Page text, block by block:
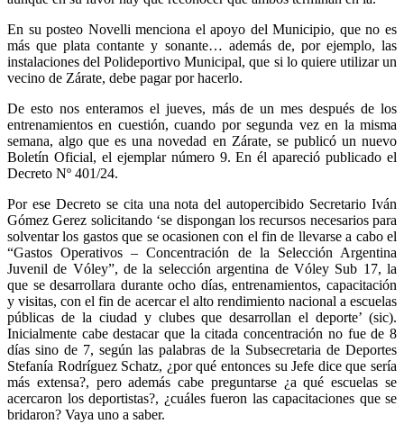
En su posteo Novelli menciona el apoyo del Municipio, que no es
más que plata contante y sonante… además de, por ejemplo, las
instalaciones del Polideportivo Municipal, que si lo quiere utilizar un
vecino de Zárate, debe pagar por hacerlo.
De esto nos enteramos el jueves, más de un mes después de los
entrenamientos en cuestión, cuando por segunda vez en la misma
semana, algo que es una novedad en Zárate, se publicó un nuevo
Boletín Oficial, el ejemplar número 9. En él apareció publicado el
Decreto Nº 401/24.
Por ese Decreto se cita una nota del autopercibido Secretario Iván
Gómez Gerez solicitando ‘se dispongan los recursos necesarios para
solventar los gastos que se ocasionen con el fin de llevarse a cabo el
“Gastos Operativos – Concentración de la Selección Argentina
Juvenil de Vóley”, de la selección argentina de Vóley Sub 17, la
que se desarrollara durante ocho días, entrenamientos, capacitación
y visitas, con el fin de acercar el alto rendimiento nacional a escuelas
públicas de la ciudad y clubes que desarrollan el deporte’ (sic).
Inicialmente cabe destacar que la citada concentración no fue de 8
días sino de 7, según las palabras de la Subsecretaria de Deportes
Stefanía Rodríguez Schatz, ¿por qué entonces su Jefe dice que sería
más extensa?, pero además cabe preguntarse ¿a qué escuelas se
acercaron los deportistas?, ¿cuáles fueron las capacitaciones que se
bridaron? Vaya uno a saber.